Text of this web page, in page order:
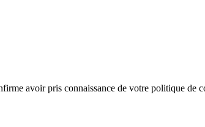
avoir pris connaissance de votre politique de